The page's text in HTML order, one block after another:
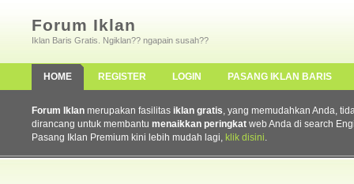
Forum Iklan
Iklan Baris Gratis. Ngiklan?? ngapain susah??
HOME REGISTER LOGIN PASANG IKLAN BARIS
Forum Iklan merupakan fasilitas iklan gratis, yang memudahkan Anda,
dirancang untuk membantu menaikkan peringkat web Anda di search
Pasang Iklan Premium kini lebih mudah lagi, klik disini.